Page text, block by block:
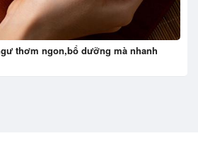
thơm ngon,bổ dưỡng mà nhanh